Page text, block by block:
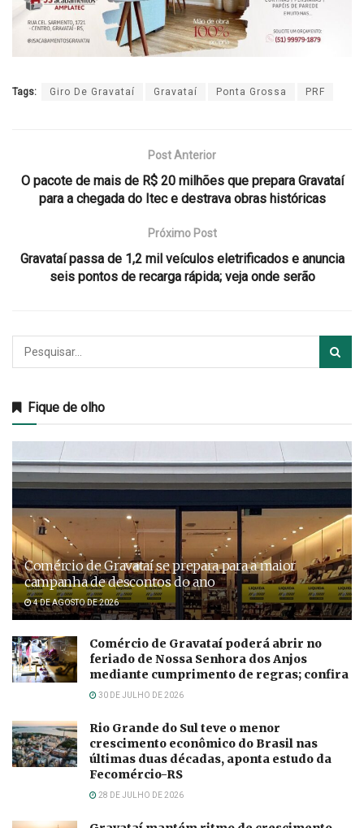
Tags: Giro De Gravataí Gravataí Ponta Grossa PRF
Post Anterior
O pacote de mais de R$ 20 milhões que prepara Gravataí
para a chegada do Itec e destrava obras históricas
Próximo Post
Gravataí passa de 1,2 mil veículos eletrificados e anuncia
seis pontos de recarga rápida; veja onde serão
Fique de olho
Comércio de Gravataí se prepara para a maior
campanha de descontos do ano
4 DE AGOSTO DE 2026
Comércio de Gravataí poderá abrir no
feriado de Nossa Senhora dos Anjos
mediante cumprimento de regras; confira
30 DE JULHO DE 2026
Rio Grande do Sul teve o menor
crescimento econômico do Brasil nas
últimas duas décadas, aponta estudo da
Fecomércio-RS
28 DE JULHO DE 2026